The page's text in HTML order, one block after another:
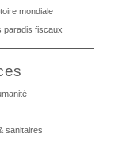
mondiale
paradis fiscaux
sanitaires